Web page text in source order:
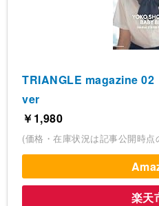
TRIANGLE magazine 02
ver
￥1,980
(価格・在庫状況は記事公開時点
楽天